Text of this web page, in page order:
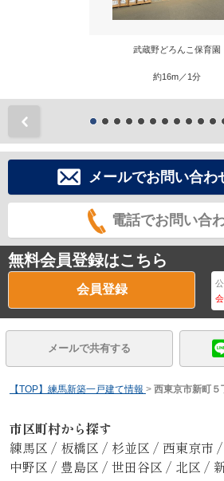
武蔵野どろんこ保育園
約16m／1分
メールでお問い合わ
電話でお問い合
無料会員登録はこちら
会員登録
メールで共有する
【TOP】練馬新築一戸建て情報 > 西東京市新町
市区町村から探す
練馬区 / 板橋区 / 杉並区 / 西東京市 /
中野区 / 豊島区 / 世田谷区 / 北区 /